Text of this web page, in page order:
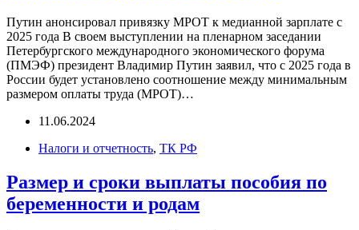
Путин анонсировал привязку МРОТ к медианной зарплате с
2025 года В своем выступлении на пленарном заседании
Петербургского международного экономического форума
(ПМЭФ) президент Владимир Путин заявил, что с 2025 года в
России будет установлено соотношение между минимальным
размером оплаты труда (МРОТ)…
11.06.2024
Налоги и отчетность, ТК РФ
Размер и сроки выплаты пособия по
беременности и родам